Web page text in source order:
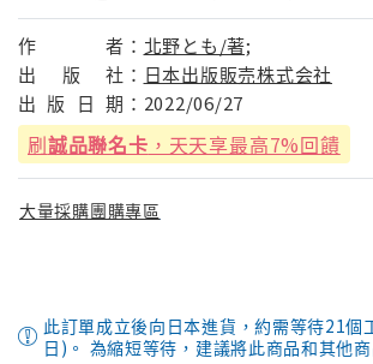
作 者： 北野とも/著;
出
版 社： 日本出版販売株式会社
出 版 日 期： 2022/06/27
刷誠品聯名卡 ，天天享最高7%回饋
大量採購團購專區
此訂單成立後向日本進貨，約需等待21個
日)。 為縮短等待，建議將此商品和其他商